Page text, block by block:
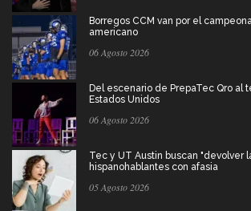
Borregos CCM van por el
americano
06 Agosto 2026
Del escenario de PrepaTec Qro al
Estados Unidos
06 Agosto 2026
Tec y UT Austin buscan "devolver
hispanohablantes con afasia
05 Agosto 2026